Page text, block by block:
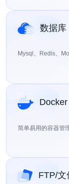
数据库
Mysql、Redis、
Docker
简单易用的容器管
FTP/文